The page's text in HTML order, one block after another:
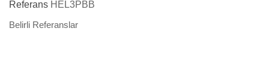
Referans HEL3PBB
Belirli Referanslar